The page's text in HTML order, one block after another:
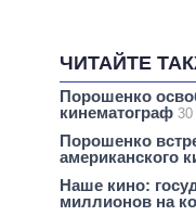
ЧИТАЙТЕ
Порошенко
кинематограф
Порошенко
американского
Наше кино:
миллионов на